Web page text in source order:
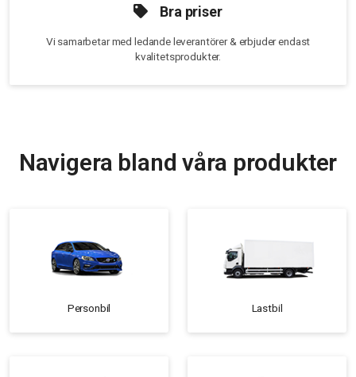
Bra priser
Vi samarbetar med ledande leverantörer & erbjuder endast
kvalitetsprodukter.
Navigera bland våra produkter
Personbil Lastbil